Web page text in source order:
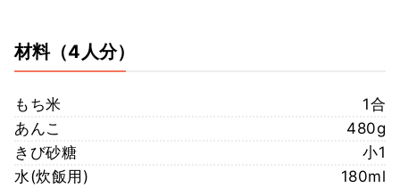
材料（4人分）
もち米
1合
あんこ
480g
きび砂糖
小1
水(炊飯用)
180ml